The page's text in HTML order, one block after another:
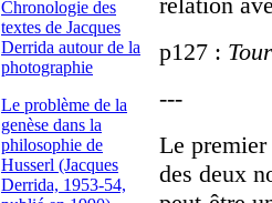
Chronologie des
textes de Jacques
Derrida autour de la
photographie
Le problème de la
genèse dans la
philosophie de
Husserl (Jacques
Derrida, 1953-54,
p127 :
---
Le premier
des deux